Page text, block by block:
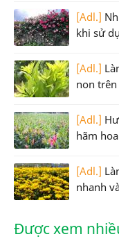
[Adl.]
khi sử
[Adl.]
non
[Adl.]
hãm
[Adl.]
nhanh
Được xem